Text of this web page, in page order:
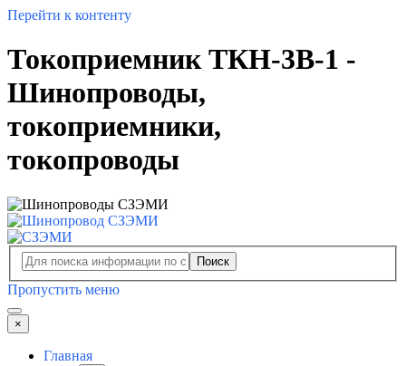
Перейти к контенту
Токоприемник ТКН-3В-1 -
Шинопроводы,
токоприемники,
токопроводы
Поиск
Пропустить меню
×
Главная